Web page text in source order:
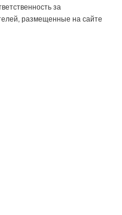
за
размещенные на сайте